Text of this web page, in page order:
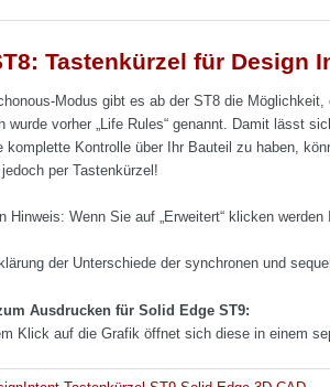
Tastenkürzel für Design
Modus gibt es ab der ST8 die
wurde vorher „Life Rules“ genannt. Damit lässt
komplette Kontrolle über Ihr Bauteil zu haben,
per Tastenkürzel!
Hinweis: Wenn Sie auf „Erweitert“ klicken
der Unterschiede der synchronen und
Ausdrucken für Solid Edge ST9:
Klick auf die Grafik öffnet sich diese in einem